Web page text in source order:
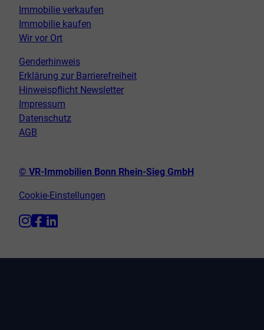
Immobilie verkaufen
Immobilie kaufen
Wir vor Ort
Genderhinweis
Erklärung zur Barrierefreiheit
Hinweispflicht Newsletter
Impressum
Datenschutz
AGB
© VR-Immobilien Bonn Rhein-Sieg GmbH
Cookie-Einstellungen